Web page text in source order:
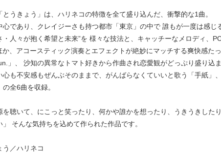
とうきょう」は、ハリネコの特徴を全て盛り込んだ、衝撃的な1曲。
心であり、クレイジーさも持つ都市「東京」の中で 誰もが一度は感
・人々が抱く希望と未来”を 様々な技法と、キャッチーなメロディ、
か、アコースティック演奏とエフェクトが絶妙にマッチする爽快感
」、 沙知の異常なトマト好きから作曲され恋愛観がどっぷり盛り込
心も不安感もぜんぶそのままで、がんばらなくていいと歌う「手紙
全6曲を収録。
を聴いて、にこっと笑ったり、何かや誰かを想ったり、うきうきし
」 そんな気持ちを込めて作られた作品です。
う／ハリネコ